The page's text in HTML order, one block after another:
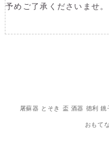
予めご了承くださいませ。
屠蘇器 とそき 盃 酒器 徳利
おもて